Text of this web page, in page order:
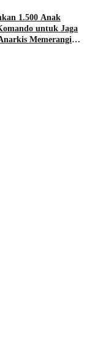
1.500 Anak
untuk Jaga
Memerangi